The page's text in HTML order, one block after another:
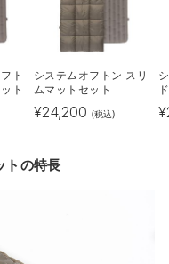
ト
ト
システムオフトン スリ
ムマットセット
¥24,200 (税込) ¥
トの特長